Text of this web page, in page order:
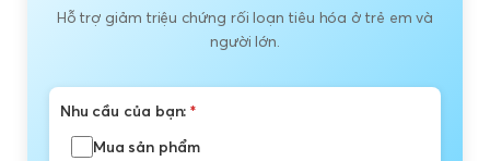
Hỗ trợ giảm triệu chứng rối loạn tiêu hóa ở trẻ em và
người lớn.
Nhu cầu của bạn:*
Mua sản phẩm